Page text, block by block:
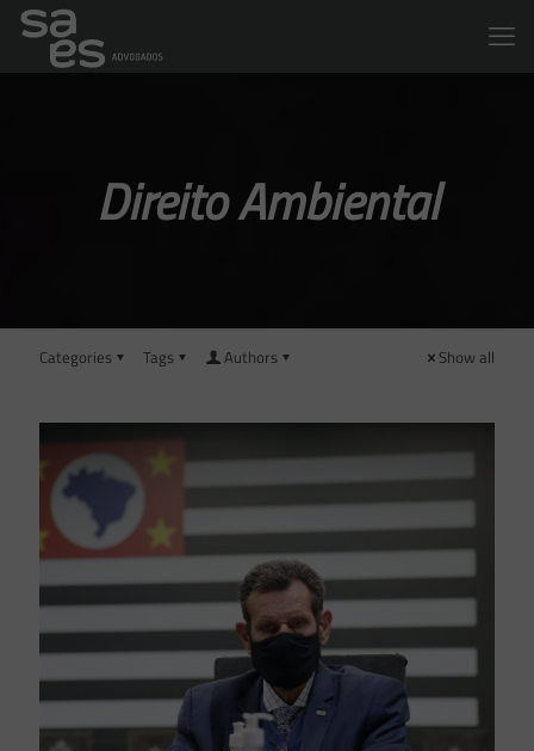
Direito Ambiental
Categories Tags Authors Show all